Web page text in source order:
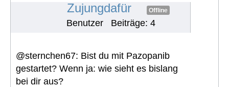
Zujungdafür Offline
Benutzer Beiträge: 4
@sternchen67: Bist du mit Pazopanib
gestartet? Wenn ja: wie sieht es bislang
bei dir aus?